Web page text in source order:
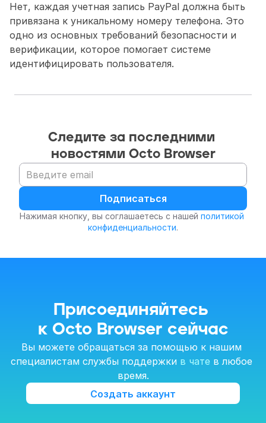
Нет, каждая учетная запись PayPal должна быть
привязана к уникальному номеру телефона. Это
одно из основных требований безопасности и
верификации, которое помогает системе
идентифицировать пользователя.
Следите за последними
новостями Octo Browser
Подписаться
Нажимая кнопку, вы соглашаетесь с нашей политикой
конфиденциальности.
Присоединяйтесь
к Octo Browser сейчас
Вы можете обращаться за помощью к нашим
специалистам службы поддержки в чате в любое
время.
Создать аккаунт